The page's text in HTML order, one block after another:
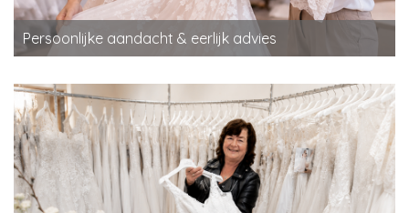
Persoonlijke aandacht & eerlijk advies